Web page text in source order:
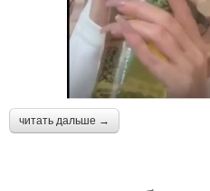
читать дальше →